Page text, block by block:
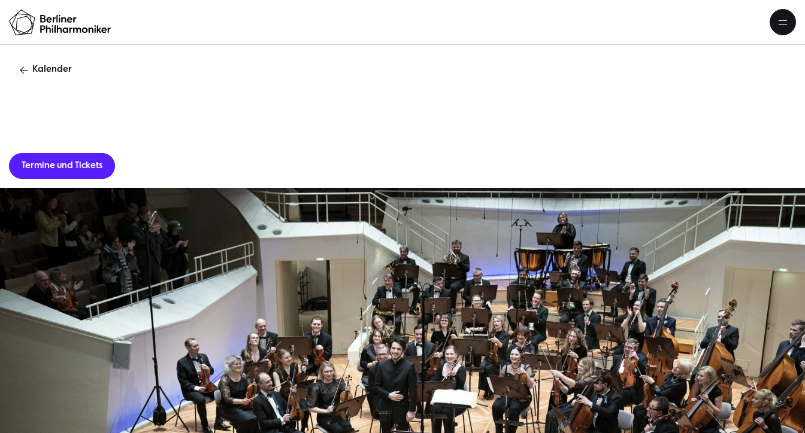
Kalender
Termine und Tickets